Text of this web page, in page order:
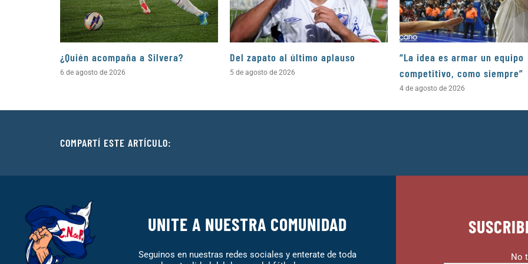
¿Quién acompaña a Silvera?
6 de agosto de 2026
Del zapato al último aplauso
5 de agosto de 2026
“La idea es armar un equipo
competitivo, como siempre”
4 de agosto de 2026
COMPARTÍ ESTE ARTÍCULO:
UNITE A NUESTRA COMUNIDAD
Seguinos en nuestras redes sociales y enterate de toda
No